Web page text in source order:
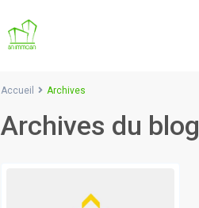
Accueil Archives
Archives du blog